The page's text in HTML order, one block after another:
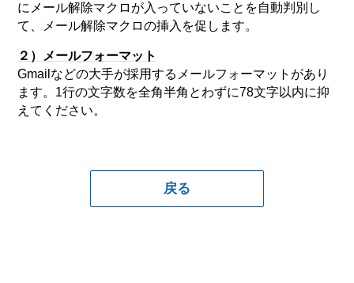
にメール解除マクロが入っていないことを自動判別し
て、メール解除マクロの挿入を促します。
２）メールフォーマット
Gmailなどの大手が採用するメールフォーマットがあり
ます。1行の文字数を全角半角とわずに78文字以内に抑
えてください。
戻る